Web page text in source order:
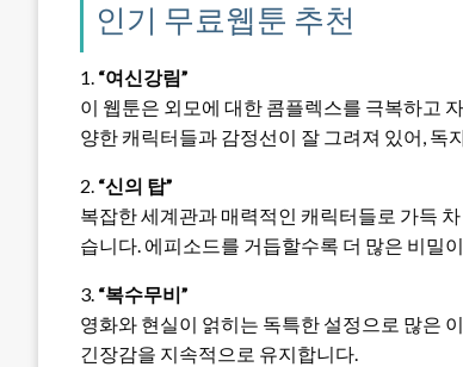
인기 무료웹툰 추천
1. “여신강림”
이 웹툰은 외모에 대한 콤플렉스를 극복하고
양한 캐릭터들과 감정선이 잘 그려져 있어, 독
2. “신의 탑”
복잡한 세계관과 매력적인 캐릭터들로 가득
습니다. 에피소드를 거듭할수록 더 많은 비밀
3. “복수무비”
영화와 현실이 얽히는 독특한 설정으로 많은
긴장감을 지속적으로 유지합니다.